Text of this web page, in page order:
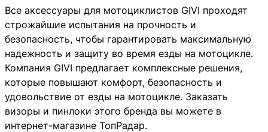
Все аксессуары для мотоциклистов GIVI проходят
строжайшие испытания на прочность и
безопасность, чтобы гарантировать максимальную
надежность и защиту во время езды на мотоцикле.
Компания GIVI предлагает комплексные решения,
которые повышают комфорт, безопасность и
удовольствие от езды на мотоцикле. Заказать
визоры и пинлоки этого бренда вы можете в
интернет-магазине ТопРадар.